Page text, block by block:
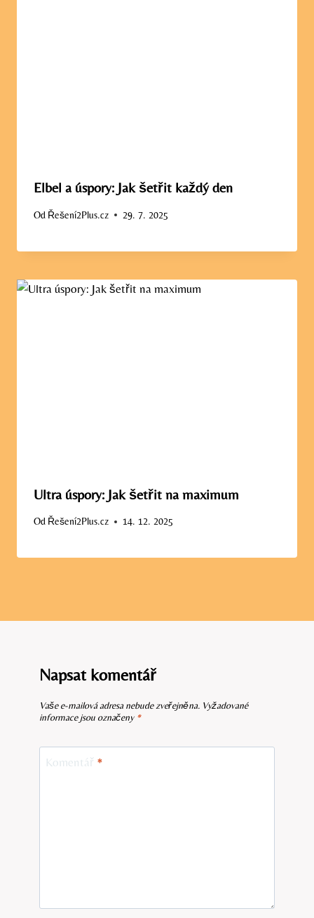
Elbel a úspory: Jak šetřit každý den
Od Řešení2Plus.cz 29. 7. 2025
Ultra úspory: Jak šetřit na maximum
Od Řešení2Plus.cz 14. 12. 2025
Napsat komentář
Vaše e-mailová adresa nebude zveřejněna. Vyžadované
informace jsou označeny *
Komentář *